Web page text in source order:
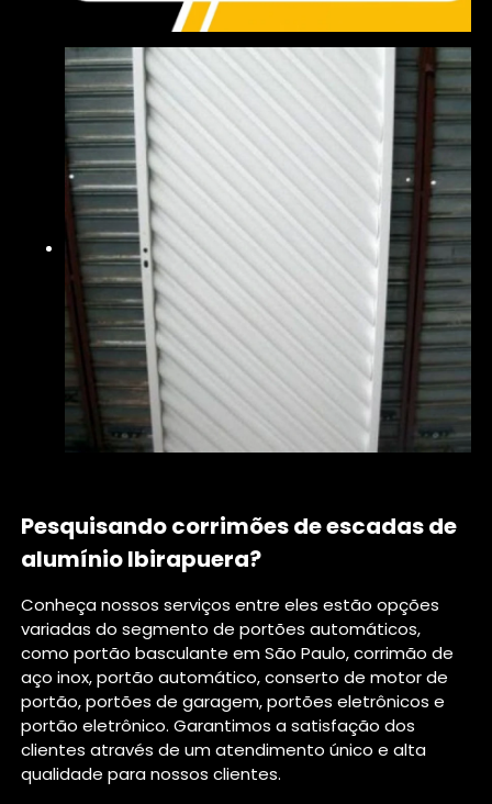
Pesquisando corrimões de escadas de
alumínio Ibirapuera?
Conheça nossos serviços entre eles estão opções
variadas do segmento de portões automáticos,
como portão basculante em São Paulo, corrimão de
aço inox, portão automático, conserto de motor de
portão, portões de garagem, portões eletrônicos e
portão eletrônico. Garantimos a satisfação dos
clientes através de um atendimento único e alta
qualidade para nossos clientes.